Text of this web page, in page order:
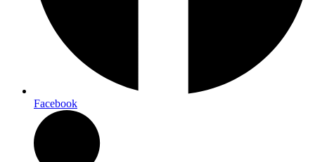
Facebook